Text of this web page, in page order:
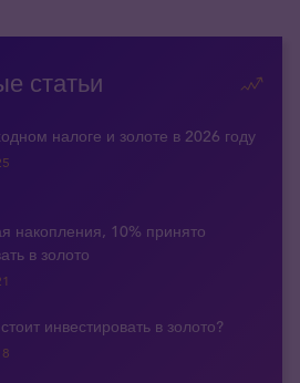
статьи
налоге и золоте в 2026 году
накопления, 10% принято
в золото
инвестировать в золото?